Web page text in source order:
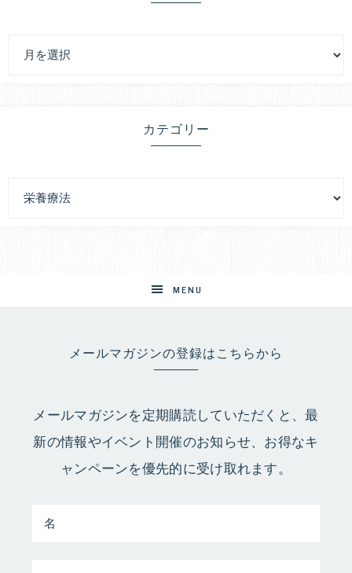
カテゴリー
MENU
メールマガジンの登録はこちらから
メールマガジンを定期購読していただくと、最
新の情報やイベント開催のお知らせ、お得なキ
ャンペーンを優先的に受け取れます。